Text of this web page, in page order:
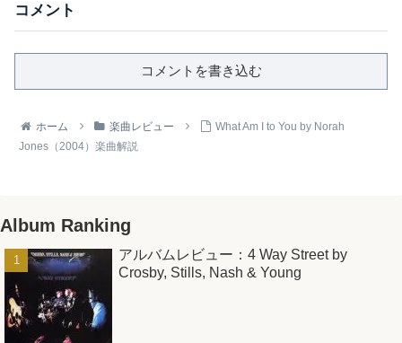
コメント
コメントを書き込む
ホーム 楽曲レビュー
What Am I to You by Norah
Jones（2004）楽曲解説
Album Ranking
アルバムレビュー：4 Way Street by
Crosby, Stills, Nash & Young